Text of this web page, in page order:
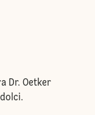
Dr. Oetker